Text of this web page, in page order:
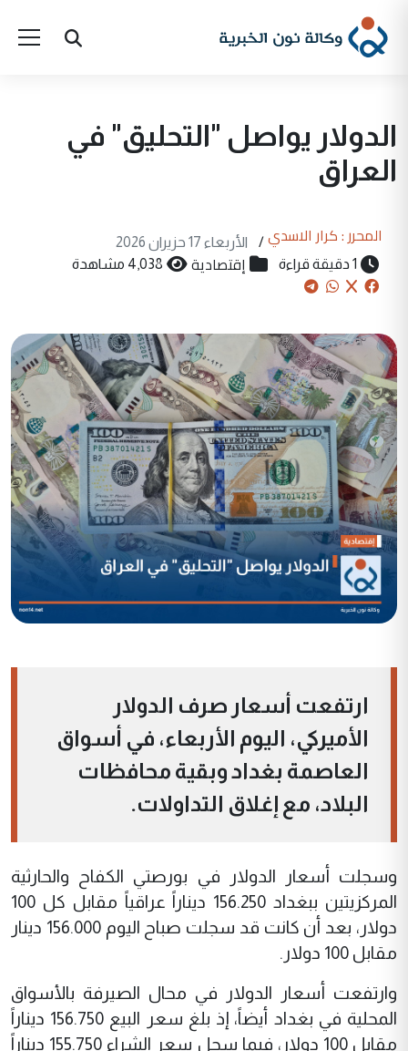
الدولار يواصل "التحليق" في
العراق
المحرر : كرار الاسدي /
الأربعاء 17 حزيران 2026
1 دقيقة قراءة
إقتصادية 4,038 مشاهدة
ارتفعت أسعار صرف الدولار
الأميركي، اليوم الأربعاء، في أسواق
العاصمة بغداد وبقية محافظات
البلاد، مع إغلاق التداولات.
وسجلت أسعار الدولار في بورصتي الكفاح والحارثية
المركزيتين ببغداد 156.250 ديناراً عراقياً مقابل كل 100
دولار، بعد أن كانت قد سجلت صباح اليوم 156.000 دينار
مقابل 100 دولار.
وارتفعت أسعار الدولار في محال الصيرفة بالأسواق
المحلية في بغداد أيضاً، إذ بلغ سعر البيع 156.750 ديناراً
مقابل 100 دولار، فيما سجل سعر الشراء 155.750 ديناراً